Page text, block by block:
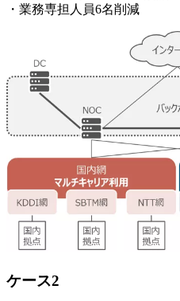
・業務専担人員6名削減
ケース2